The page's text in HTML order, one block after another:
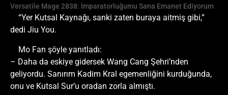
Versatile Mage 2838: İmparatorluğumu Sana Emanet Ediyorum
“Yer Kutsal Kaynağı, sanki zaten buraya aitmiş gibi,”
dedi Jiu You.
Mo Fan şöyle yanıtladı:
– Daha da eskiye gidersek Wang Cang Şehri’nden
geliyordu. Sanırım Kadim Kral egemenliğini kurduğunda,
onu ve Kutsal Sur’u oradan zorla almıştı.